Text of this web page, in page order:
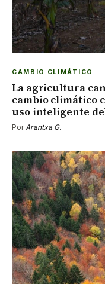
CAMBIO CLIMÁTICO
La agricultura
cambio climático
uso inteligente
PorArantxa G.